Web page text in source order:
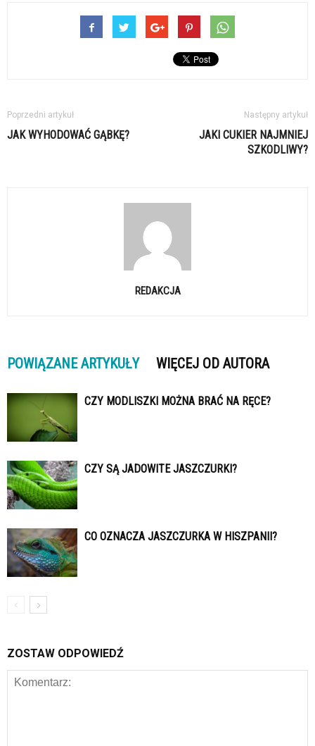
Poprzedni artykuł
JAK WYHODOWAĆ GĄBKĘ?
Następny artykuł
JAKI CUKIER NAJMNIEJ
SZKODLIWY?
REDAKCJA
POWIĄZANE ARTYKUŁY WIĘCEJ OD AUTORA
CZY MODLISZKI MOŻNA BRAĆ NA RĘCE?
CZY SĄ JADOWITE JASZCZURKI?
CO OZNACZA JASZCZURKA W HISZPANII?
ZOSTAW ODPOWIEDŹ